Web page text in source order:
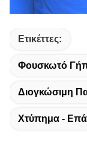
Ετικέττες:
Φουσκωτό
Διογκώσιμη
Χτύπημα -